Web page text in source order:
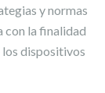
y normas
con la finalidad
los dispositivos